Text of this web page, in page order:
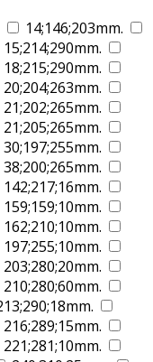
14;146;203mm.
15;214;290mm.
18;215;290mm.
20;204;263mm.
21;202;265mm.
21;205;265mm.
30;197;255mm.
38;200;265mm.
142;217;16mm.
159;159;10mm.
162;210;10mm.
197;255;10mm.
203;280;20mm.
210;280;60mm.
216;289;15mm.
221;281;10mm.